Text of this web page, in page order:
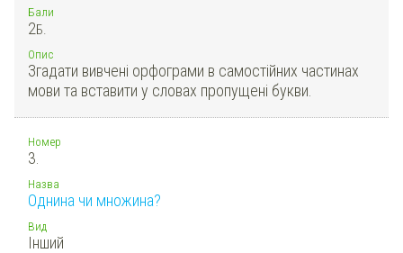
Бали
2Б.
Опис
Згадати вивчені орфограми в самостійних частинах
мови та вставити у словах пропущені букви.
Номер
3.
Назва
Однина чи множина?
Вид
Інший